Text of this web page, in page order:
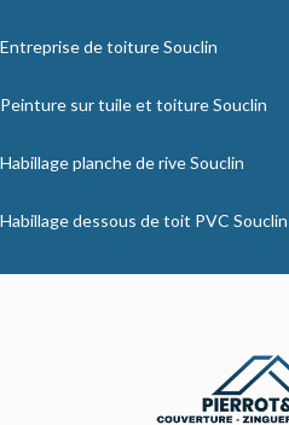
Entreprise de toiture Souclin
Peinture sur tuile et toiture Souclin
Habillage planche de rive Souclin
Habillage dessous de toit PVC Souclin